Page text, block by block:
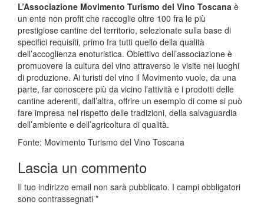
L’Associazione Movimento Turismo del Vino Toscana è
un ente non profit che raccoglie oltre 100 fra le più
prestigiose cantine del territorio, selezionate sulla base di
specifici requisiti, primo fra tutti quello della qualità
dell’accoglienza enoturistica. Obiettivo dell’associazione è
promuovere la cultura del vino attraverso le visite nei luoghi
di produzione. Ai turisti del vino il Movimento vuole, da una
parte, far conoscere più da vicino l’attività e i prodotti delle
cantine aderenti, dall’altra, offrire un esempio di come si può
fare impresa nel rispetto delle tradizioni, della salvaguardia
dell’ambiente e dell’agricoltura di qualità.
Fonte: Movimento Turismo del Vino Toscana
Lascia un commento
Il tuo indirizzo email non sarà pubblicato. I campi obbligatori
sono contrassegnati *